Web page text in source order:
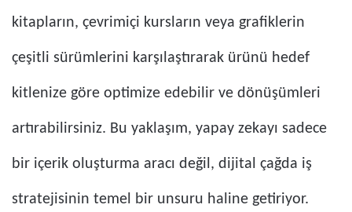
kitapların, çevrimiçi kursların veya grafiklerin
çeşitli sürümlerini karşılaştırarak ürünü hedef
kitlenize göre optimize edebilir ve dönüşümleri
artırabilirsiniz. Bu yaklaşım, yapay zekayı sadece
bir içerik oluşturma aracı değil, dijital çağda iş
stratejisinin temel bir unsuru haline getiriyor.